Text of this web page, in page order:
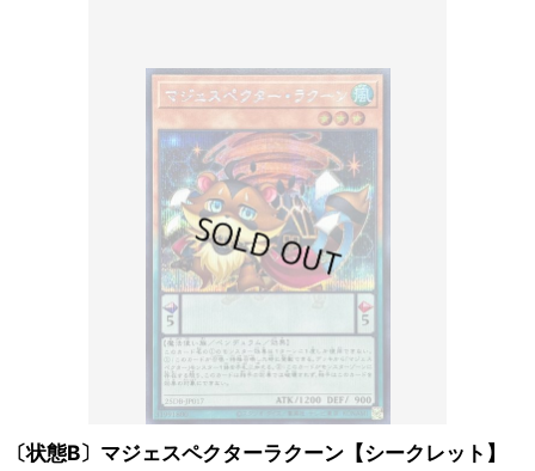
〔状態B〕マジェスペクターラクーン【シークレット】